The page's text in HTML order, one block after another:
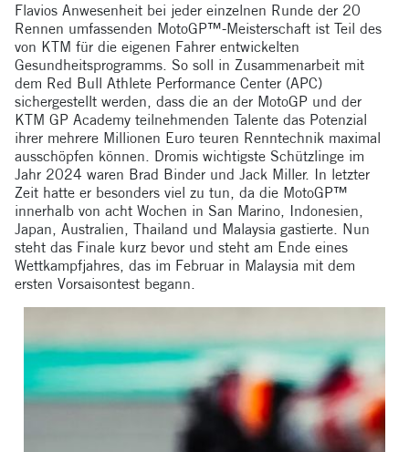
Flavios Anwesenheit bei jeder einzelnen Runde der 20
Rennen umfassenden MotoGP™-Meisterschaft ist Teil des
von KTM für die eigenen Fahrer entwickelten
Gesundheitsprogramms. So soll in Zusammenarbeit mit
dem Red Bull Athlete Performance Center (APC)
sichergestellt werden, dass die an der MotoGP und der
KTM GP Academy teilnehmenden Talente das Potenzial
ihrer mehrere Millionen Euro teuren Renntechnik maximal
ausschöpfen können. Dromis wichtigste Schützlinge im
Jahr 2024 waren Brad Binder und Jack Miller. In letzter
Zeit hatte er besonders viel zu tun, da die MotoGP™
innerhalb von acht Wochen in San Marino, Indonesien,
Japan, Australien, Thailand und Malaysia gastierte. Nun
steht das Finale kurz bevor und steht am Ende eines
Wettkampfjahres, das im Februar in Malaysia mit dem
ersten Vorsaisontest begann.